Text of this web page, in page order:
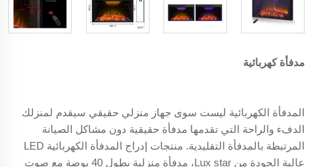
مدفأة كهربائية
المدفأة الكهربائية ليست سوى جهاز منزلي حقيقي سيقدم لمنزلك
الدفء والراحة التي تقدمها مدفأة حقيقية دون مشاكل الصيانة
المرتبطة بالمدفأة التقليدية. منتجات إدراج المدفأة الكهربائية LED
عالية الجودة من Lux star، مدفأة منزلية بطول 40 بوصة مع صوت